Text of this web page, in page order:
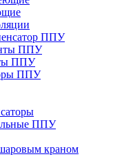
ППУ
ППУ
ППУ
ППУ
ППУ
краном